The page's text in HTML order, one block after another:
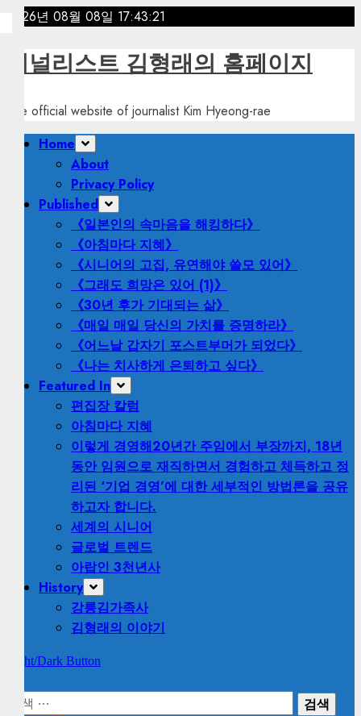
Skip
content
2026년 08월 08일 17:43:22
저널리스트 김형래의 홈페이지
The official website of journalist Kim Hyeong-rae
PrimaryHome
About
Privacy Policy
Published
《일본인의 속마음을 해킹하다》
《아침마다 지혜》
《시니어의 고집, 유연해야 쓸모 있어》
《그래도 희망은 있어 (1)》
《30년 후가 기대되는 삶》
《매일 매일 당신의 가치를 증명하라》
《어느날 갑자기 포스트부머가 되었다》
《나는 치사하게 은퇴하고 싶다》
Featured In
편집장 칼럼
아침마다 지혜
이렇게 경영해20년간 주임에서 부장까지, 18년
동안 임원으로 재직하면서 경험하고 체득하고 정
리된 ‘기업 경영’에 대한 세부적인 방법론을 공유
하고자 합니다.
세계의 시니어
글로벌 트렌드
아랍인 3천년사
History
강릉김가족사
김형래의 이야기
Light/Dark Button